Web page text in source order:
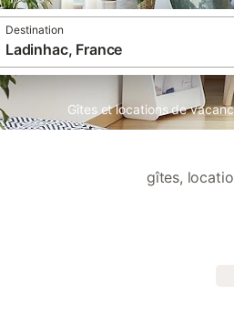
Destination
Gîtes et locations de
gîtes,